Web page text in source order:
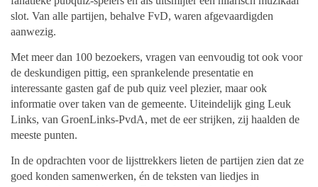
slot. Van alle partijen, behalve FvD, waren afgevaardigden
aanwezig.
Met meer dan 100 bezoekers, vragen van eenvoudig tot ook voor
de deskundigen pittig, een sprankelende presentatie en
interessante gasten gaf de pub quiz veel plezier, maar ook
informatie over taken van de gemeente. Uiteindelijk ging Leuk
Links, van GroenLinks-PvdA, met de eer strijken, zij haalden de
meeste punten.
In de opdrachten voor de lijsttrekkers lieten de partijen zien dat ze
goed konden samenwerken, én de teksten van liedjes in